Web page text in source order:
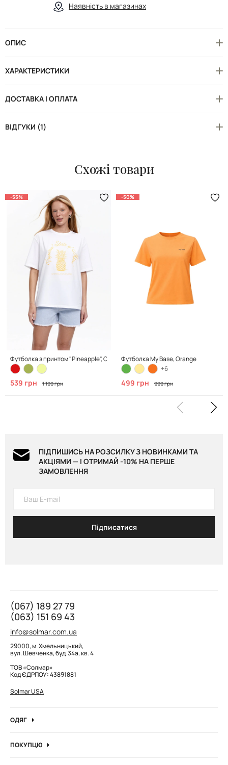
Наявність в магазинах
ОПИС
ХАРАКТЕРИСТИКИ
ДОСТАВКА І ОПЛАТА
ВІДГУКИ (1)
Схожі товари
-55%
Футболка з принтом "Pineapple", Clean White
539 грн 1 199 грн
-50%
Футболка My Base, Orange
+6
499 грн 999 грн
ПІДПИШИСЬ НА РОЗСИЛКУ З НОВИНКАМИ ТА
АКЦІЯМИ — І ОТРИМАЙ -10% НА ПЕРШЕ
ЗАМОВЛЕННЯ
Підписатися
(067) 189 27 79
(063) 151 69 43
info@solmar.com.ua
29000, м. Хмельницький,
вул. Шевченка, буд. 34а, кв. 4
ТОВ «Солмар»
Код ЄДРПОУ: 43891881
Solmar USA
ОДЯГ
Кофти та джемпера
ПОКУПЦЮ